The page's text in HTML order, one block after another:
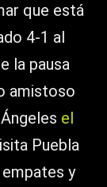
que está
4-1 al
la pausa
amistoso
el
Puebla
y